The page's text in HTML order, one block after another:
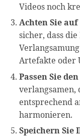
Videos noch
Achten Sie
sicher, dass
Artefakte oder
Passen Sie
verlangsamen,
entsprechend
harmonieren.
Speichern Sie